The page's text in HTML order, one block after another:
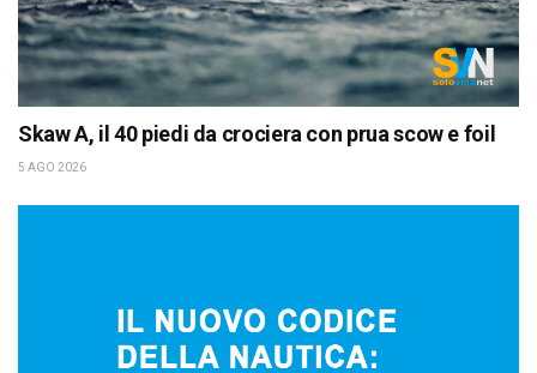
Skaw A, il 40 piedi da crociera con prua scow e foil
5 AGO 2026